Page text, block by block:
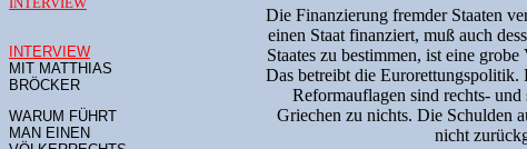
INTERVIEW
MIT MATTHIAS
BRÖCKER
WARUM FÜHRT
MAN EINEN
Die Finanzierung fremder Staaten
einen Staat finanziert, muß auch
Staates zu bestimmen, ist eine
Das betreibt die
Reformauflagen sind rechts-
Griechen zu nichts. Die Schulden
nicht